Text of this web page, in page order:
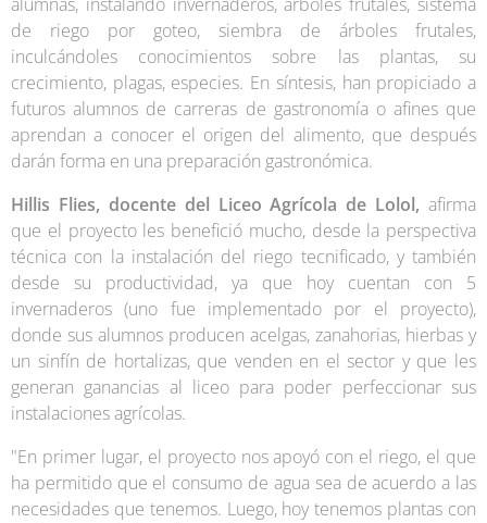
de riego por goteo, siembra de árboles frutales,
inculcándoles conocimientos sobre las plantas, su
crecimiento, plagas, especies. En síntesis, han propiciado a
futuros alumnos de carreras de gastronomía o afines que
aprendan a conocer el origen del alimento, que después
darán forma en una preparación gastronómica.
Hillis Flies, docente del Liceo Agrícola de Lolol, afirma
que el proyecto les benefició mucho, desde la perspectiva
técnica con la instalación del riego tecnificado, y también
desde su productividad, ya que hoy cuentan con 5
invernaderos (uno fue implementado por el proyecto),
donde sus alumnos producen acelgas, zanahorias, hierbas y
un sinfín de hortalizas, que venden en el sector y que les
generan ganancias al liceo para poder perfeccionar sus
instalaciones agrícolas.
"En primer lugar, el proyecto nos apoyó con el riego, el que
ha permitido que el consumo de agua sea de acuerdo a las
necesidades que tenemos. Luego, hoy tenemos plantas con